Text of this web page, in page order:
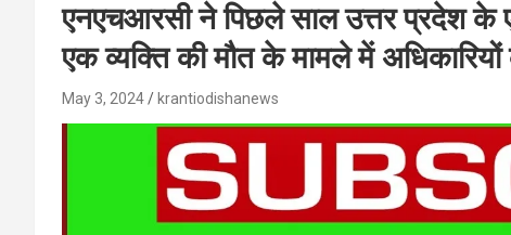
एनएचआरसी ने पिछले साल उत्तर प्रदेश के
एक व्यक्ति की मौत के मामले में अधिकारियों
May 3, 2024 krantiodishanews